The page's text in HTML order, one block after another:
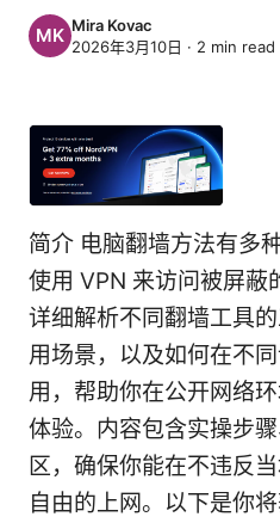
Mira Kovac
2026年3月10日 · 2 min read
简介 电脑翻墙方法有多
使用 VPN 来访问被屏蔽
详细解析不同翻墙工具
用场景，以及如何在不
用，帮助你在公开网络
体验。内容包含实操步
区，确保你能在不违反
自由的上网。以下是你将